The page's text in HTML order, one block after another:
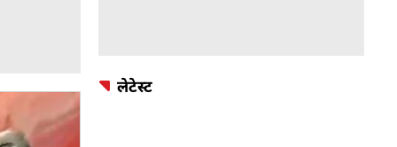
लेटेस्ट